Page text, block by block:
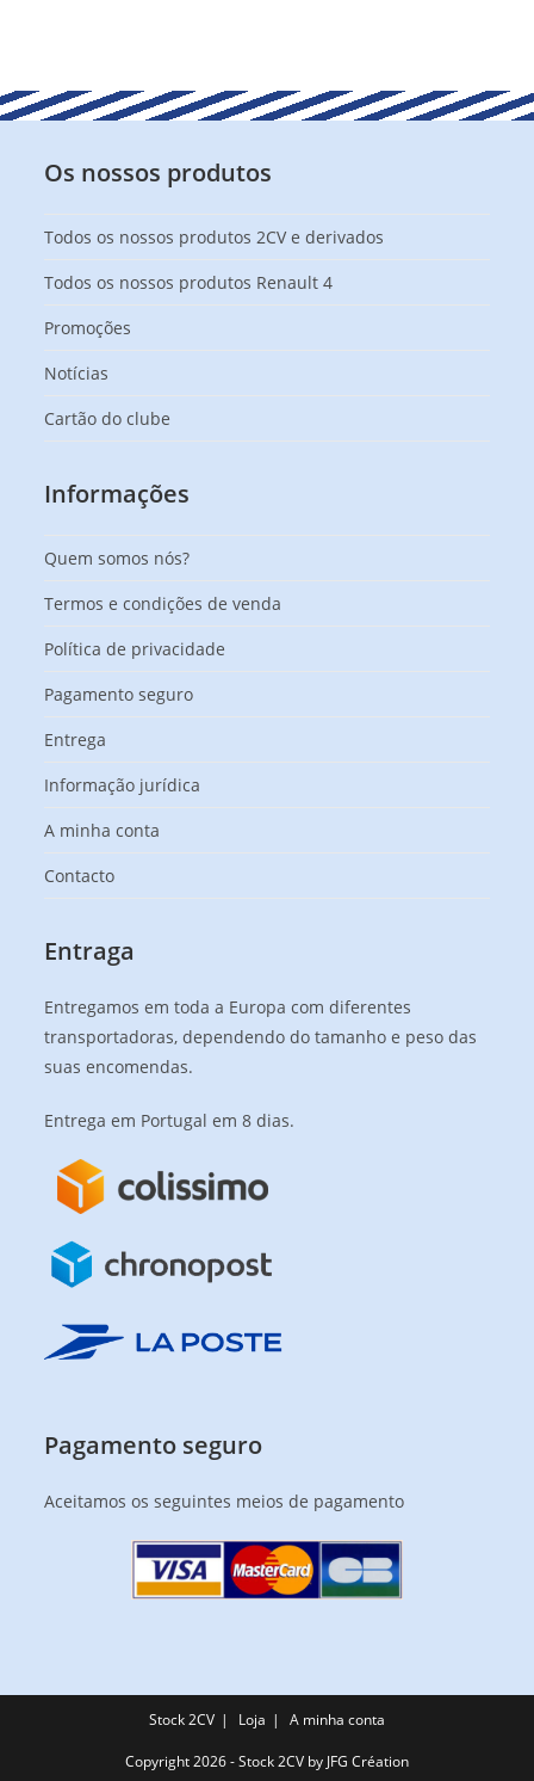
Os nossos produtos
Todos os nossos produtos 2CV e derivados
Todos os nossos produtos Renault 4
Promoções
Notícias
Cartão do clube
Informações
Quem somos nós?
Termos e condições de venda
Política de privacidade
Pagamento seguro
Entrega
Informação jurídica
A minha conta
Contacto
Entraga
Entregamos em toda a Europa com diferentes
transportadoras, dependendo do tamanho e peso das
suas encomendas.
Entrega em Portugal em 8 dias.
Pagamento seguro
Aceitamos os seguintes meios de pagamento
Stock 2CV Loja A minha conta
Copyright 2026 - Stock 2CV by JFG Création